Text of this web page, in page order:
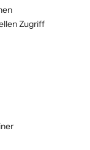
Zugriff